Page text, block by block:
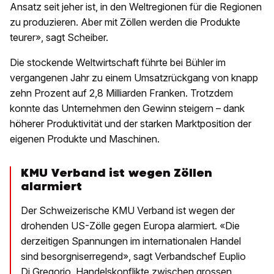
Ansatz seit jeher ist, in den Weltregionen für die Regionen
zu produzieren. Aber mit Zöllen werden die Produkte
teurer», sagt Scheiber.
Die stockende Weltwirtschaft führte bei Bühler im
vergangenen Jahr zu einem Umsatzrückgang von knapp
zehn Prozent auf 2,8 Milliarden Franken. Trotzdem
konnte das Unternehmen den Gewinn steigern – dank
höherer Produktivität und der starken Marktposition der
eigenen Produkte und Maschinen.
KMU Verband ist wegen Zöllen
alarmiert
Der Schweizerische KMU Verband ist wegen der
drohenden US-Zölle gegen Europa alarmiert. «Die
derzeitigen Spannungen im internationalen Handel
sind besorgniserregend», sagt Verbandschef Euplio